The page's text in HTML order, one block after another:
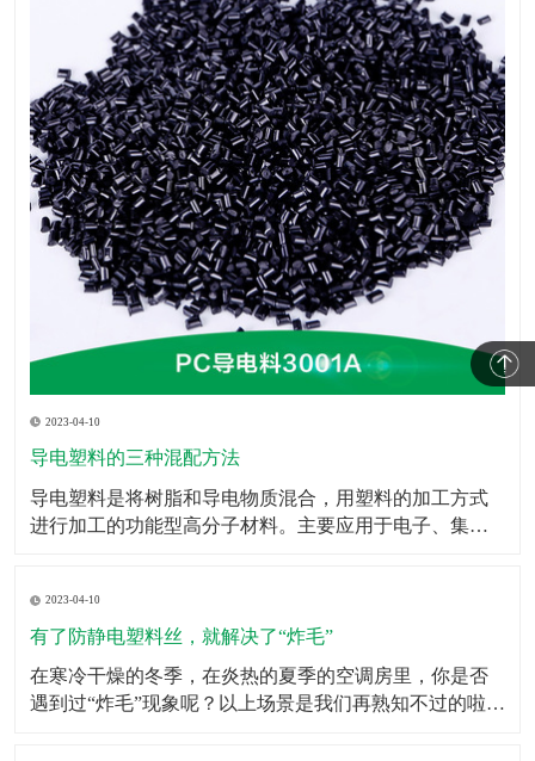
2023-04-10
导电塑料的三种混配方法
​导电塑料是将树脂和导电物质混合，用塑料的加工方式
进行加工的功能型高分子材料。主要应用于电子、集成
速的发展，而且在发光二极管、太阳能电池、移动电
话、微型电视屏幕乃至生命科学研究等领域也有广泛的
应用前景。此
2023-04-10
有了防静电塑料丝，就解决了“炸毛”
​在寒冷干燥的冬季，在炎热的夏季的空调房里，你是否
遇到过“炸毛”现象呢？以上场景是我们再熟知不过的啦，